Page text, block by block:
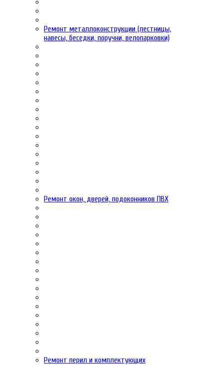
Ремонт металлоконструкции (лестницы,
навесы, беседки, поручни, велопарковки)
Ремонт окон, дверей, подоконников ПВХ
Ремонт перил и комплектующих